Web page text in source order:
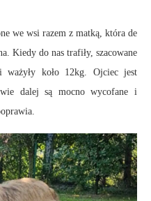
we wsi razem z matką, która de
Kiedy do nas trafiły, szacowane
ważyły koło 12kg. Ojciec jest
dalej są mocno wycofane i